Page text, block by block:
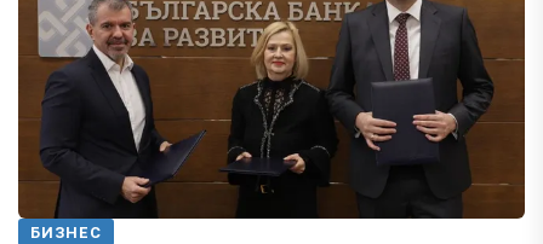
БИЗНЕС